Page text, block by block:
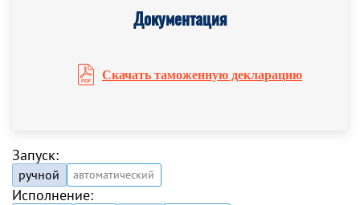
Документация
Скачать таможенную декларацию
Запуск:
ручной автоматический
Исполнение: